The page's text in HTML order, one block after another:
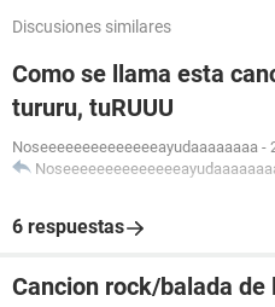
Discusiones similares
Como se llama esta
tururu, tuRUUU
Noseeeeeeeeeeeeeeayudaaaaaaaa -
6 respuestas
Cancion rock/balada de